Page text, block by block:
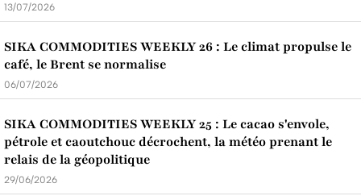
13/07/2026
SIKA COMMODITIES WEEKLY 26 : Le climat propulse le
café, le Brent se normalise
06/07/2026
SIKA COMMODITIES WEEKLY 25 : Le cacao s'envole,
pétrole et caoutchouc décrochent, la météo prenant le
relais de la géopolitique
29/06/2026